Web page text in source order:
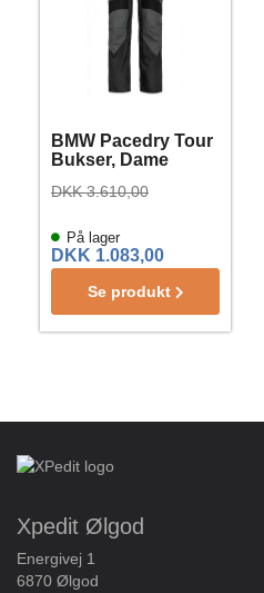
BMW Pacedry Tour
Bukser, Dame
På lager
DKK 3.610,00
DKK 1.083,00
Se produkt
Xpedit Ølgod
Energivej 1
6870 Ølgod